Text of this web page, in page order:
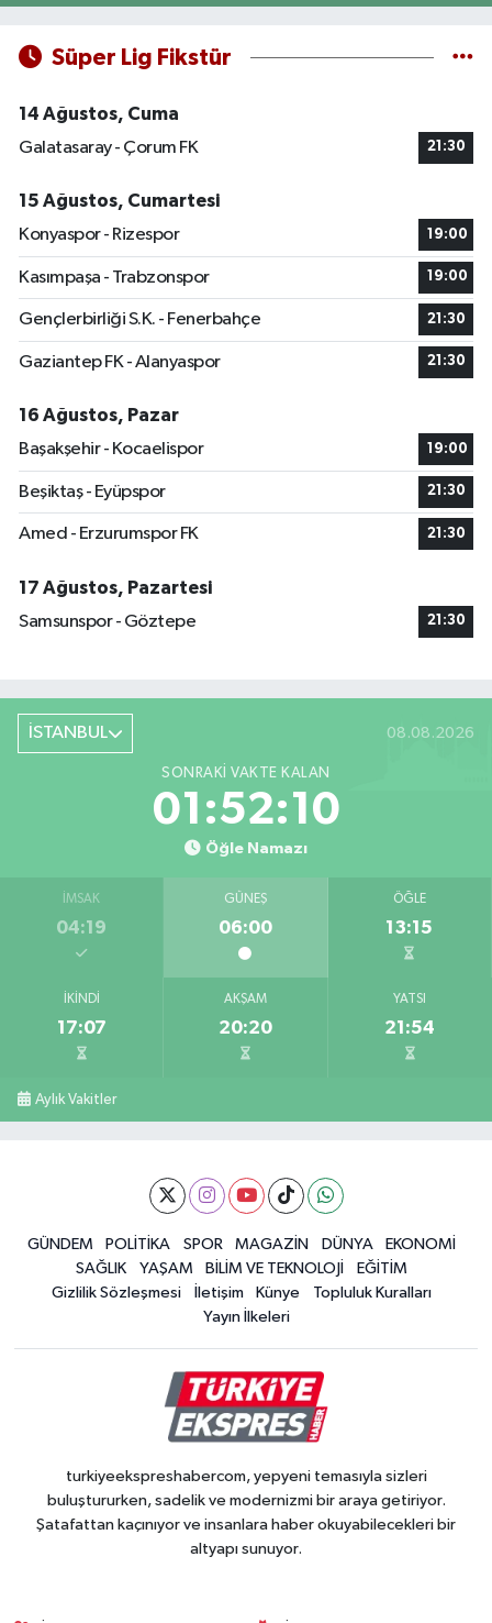
Süper Lig Fikstür
14 Ağustos, Cuma
Galatasaray - Çorum FK
21:30
15 Ağustos, Cumartesi
Konyaspor - Rizespor
19:00
Kasımpaşa - Trabzonspor 19:00
Gençlerbirliği S.K. - Fenerbahçe 21:30
Gaziantep FK - Alanyaspor 21:30
16 Ağustos, Pazar
Başakşehir - Kocaelispor
19:00
Beşiktaş - Eyüpspor 21:30
Amed - Erzurumspor FK 21:30
17 Ağustos, Pazartesi
Samsunspor - Göztepe
21:30
İSTANBUL 08.08.2026
SONRAKI VAKTE KALAN
01:52:10
Öğle Namazı
İMSAK
04:19
GÜNEŞ
06:00
ÖĞLE
13:15
İKINDI
17:07
AKŞAM
20:20
YATSI
21:54
Aylık Vakitler
GÜNDEM POLİTİKA SPOR MAGAZİN DÜNYA
EKONOMİ
SAĞLIK
YAŞAM BİLİM VE TEKNOLOJİ
EĞİTİM
Gizlilik Sözleşmesi
İletişim Künye
Topluluk Kuralları
Yayın İlkeleri
turkiyeekspreshabercom, yepyeni temasıyla sizleri
buluştururken, sadelik ve modernizmi bir araya getiriyor.
Şatafattan kaçınıyor ve insanlara haber okuyabilecekleri bir
altyapı sunuyor.